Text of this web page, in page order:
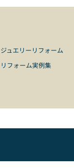
ジュエリーリフォーム
リフォーム実例集